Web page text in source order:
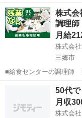
シを見て来店されたお客
レアポや飛び込みは一切ない
業務＞ ご案内：受付から
埼玉 三郷市 販売
株式会
調理師
月給
株式会
三郷市
■給食センターの調理師 ※未経験歓
た給食センター内での、
に、作業分担をしながら
豊かな給食」を作ってい
調理
50代で
月収
株式会